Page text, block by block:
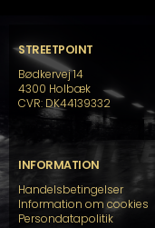
STREETPOINT
Bødkervej 14
4300 Holbæk
CVR: DK44139332
INFORMATION
Handelsbetingelser
Information om cookies
Persondatapolitik